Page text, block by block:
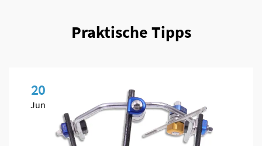
Praktische Tipps
20
Jun